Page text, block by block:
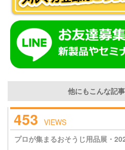
他にもこんな記
453 VIEWS
プロが集まるおそうじ用品展・